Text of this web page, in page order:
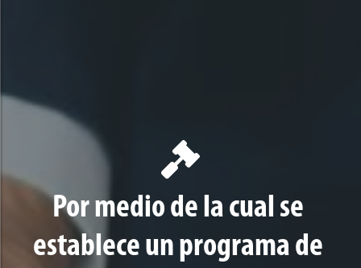
Por medio de la cual se
establece un programa de